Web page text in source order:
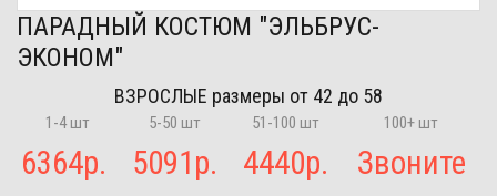
ПАРАДНЫЙ КОСТЮМ "ЭЛЬБРУС-
ЭКОНОМ"
ВЗРОСЛЫЕ размеры от 42 до 58
1-4 шт 5-50 шт 51-100 шт 100+ шт
6364р. 5091р. 4440р. Звоните